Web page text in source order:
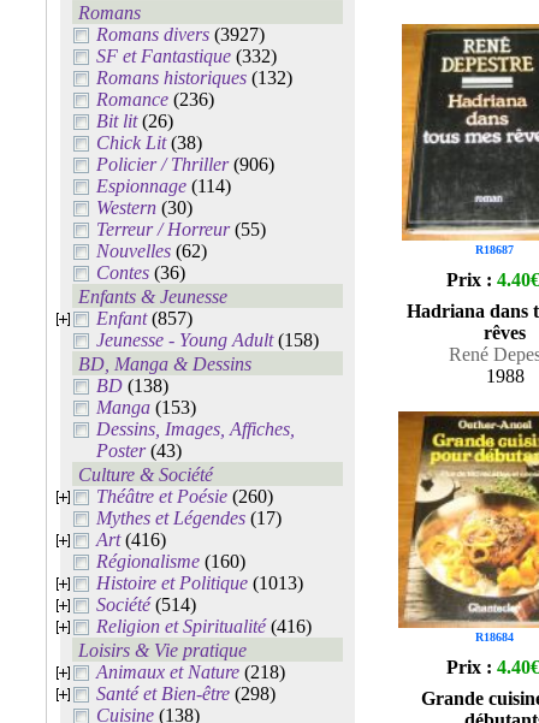
Romans
Romans divers (3927)
SF et Fantastique (332)
Romans historiques (132)
Romance (236)
Bit lit(26)
Chick Lit(38)
Policier / Thriller(906)
Espionnage (114)
Western (30)
Terreur / Horreur(55)
Nouvelles (62)
Contes (36)
Enfants & Jeunesse
Enfant(857)
Jeunesse - Young Adult(158)
BD, Manga & Dessins
BD (138)
Manga (153)
Dessins, Images, Affiches,
Poster(43)
Culture & Société
Théâtre et Poésie (260)
Mythes et Légendes (17)
Art(416)
Régionalisme (160)
Histoire et Politique (1013)
Société(514)
Religion et Spiritualité(416)
Loisirs & Vie pratique
Animaux et Nature (218)
Santé et Bien-être (298)
Cuisine (138)
R18687
Prix : 4.40€
Hadriana dans
rêves
René
1988
R18684
Prix : 4.40€
Grande